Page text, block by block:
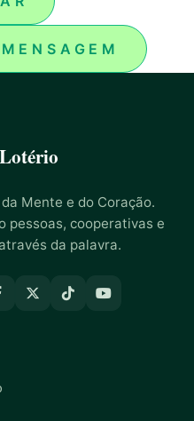
Mente e do Coração.
pessoas, cooperativas e
da palavra.